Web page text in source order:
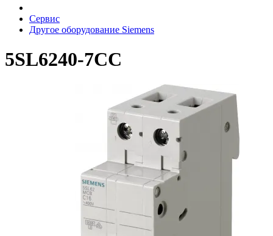
Сервис
Другое оборудование Siemens
5SL6240-7CC